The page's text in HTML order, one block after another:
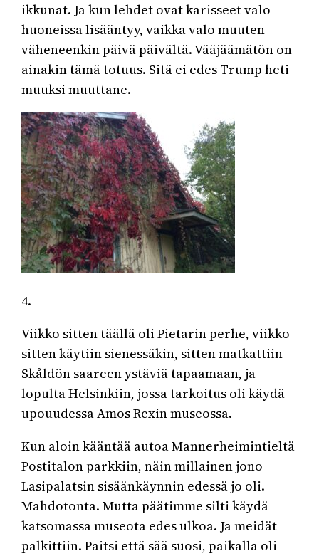
ikkunat. Ja kun lehdet ovat karisseet valo
huoneissa lisääntyy, vaikka valo muuten
väheneenkin päivä päivältä. Vääjäämätön on
ainakin tämä totuus. Sitä ei edes Trump heti
muuksi muuttane.
4.
Viikko sitten täällä oli Pietarin perhe, viikko
sitten käytiin sienessäkin, sitten matkattiin
Skåldön saareen ystäviä tapaamaan, ja
lopulta Helsinkiin, jossa tarkoitus oli käydä
upouudessa Amos Rexin museossa.
Kun aloin kääntää autoa Mannerheimintieltä
Postitalon parkkiin, näin millainen jono
Lasipalatsin sisäänkäynnin edessä jo oli.
Mahdotonta. Mutta päätimme silti käydä
katsomassa museota edes ulkoa. Ja meidät
palkittiin. Paitsi että sää suosi, paikalla oli